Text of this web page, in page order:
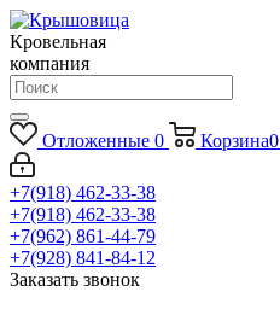
Кровельная
компания
Отложенные 0 Корзина0
+7(918) 462-33-38
+7(918) 462-33-38
+7(962) 861-44-79
+7(928) 841-84-12
Заказать звонок